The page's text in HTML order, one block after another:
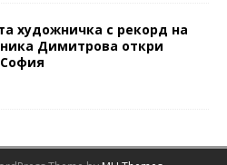
художничка с рекорд на
Димитрова откри